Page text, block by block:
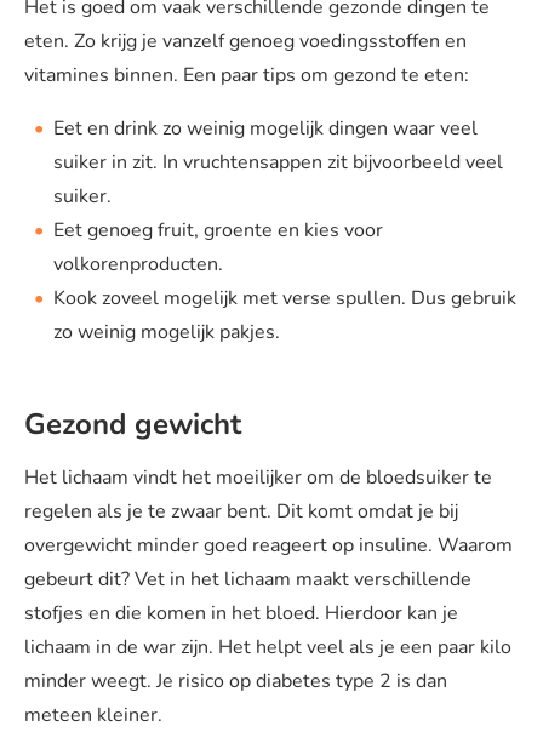
Het is goed om vaak verschillende gezonde dingen te
eten. Zo krijg je vanzelf genoeg voedingsstoffen en
vitamines binnen. Een paar tips om gezond te eten:
Eet en drink zo weinig mogelijk dingen waar veel
suiker in zit. In vruchtensappen zit bijvoorbeeld veel
suiker.
Eet genoeg fruit, groente en kies voor
volkorenproducten.
Kook zoveel mogelijk met verse spullen. Dus gebruik
zo weinig mogelijk pakjes.
Gezond gewicht
Het lichaam vindt het moeilijker om de bloedsuiker te
regelen als je te zwaar bent. Dit komt omdat je bij
overgewicht minder goed reageert op insuline. Waarom
gebeurt dit? Vet in het lichaam maakt verschillende
stofjes en die komen in het bloed. Hierdoor kan je
lichaam in de war zijn. Het helpt veel als je een paar kilo
minder weegt. Je risico op diabetes type 2 is dan
meteen kleiner.